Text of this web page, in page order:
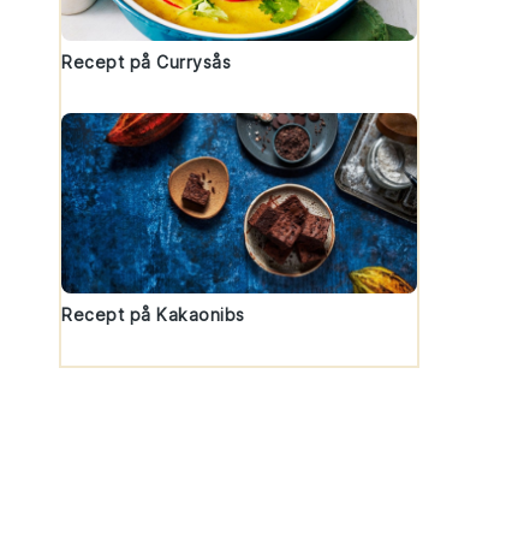
Recept på Currysås
Recept på Kakaonibs